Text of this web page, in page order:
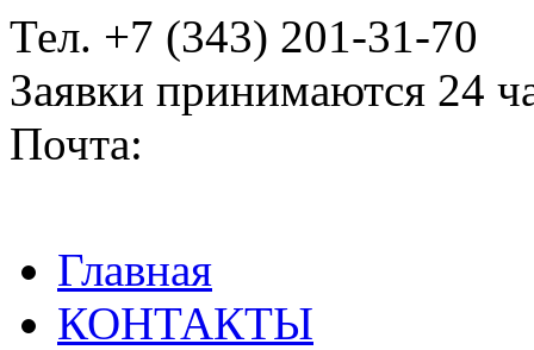
Тел. +7 (343) 201-31-70
Заявки принимаются 24
Почта:
Главная
КОНТАКТЫ